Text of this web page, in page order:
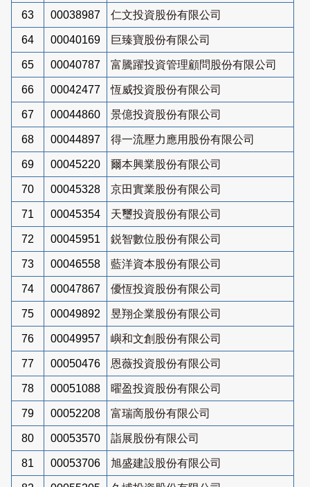
63 00038987 仁文投資股份有限公司
64 00040169 巨臻寶股份有限公司
65 00040787 富騰躍投資管理顧問股份有限公司
66 00042477 恆威投資股份有限公司
67 00044860 景億投資股份有限公司
68 00044897 得一流壓力應用股份有限公司
69 00045220 爾本興業股份有限公司
70 00045328 京田實業股份有限公司
71 00045354 天璽投資股份有限公司
72 00045951 鋭智數位股份有限公司
73 00046558 藍洋資本股份有限公司
74 00047867 優恆投資股份有限公司
75 00049892 昱翔企業股份有限公司
76 00049957 嶼和文創股份有限公司
77 00050476 恩薇投資股份有限公司
78 00051088 曜盈投資股份有限公司
79 00052208 富瑞啇股份有限公司
80 00053570 詣展股份有限公司
81 00053706 旭盛建設股份有限公司